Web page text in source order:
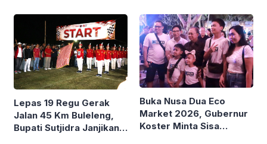
Patriotisme
Lepas 19 Regu Gerak
Jalan 45 Km Buleleng,
Bupati Sutjidra Janjikan
Buka Nusa Dua Eco
Market 2026, Gubernur
Koster Minta Sisa